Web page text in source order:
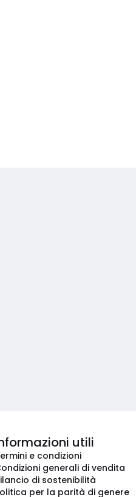
utili
e condizioni
generali di vendita
di sostenibilità
per la parità di genere